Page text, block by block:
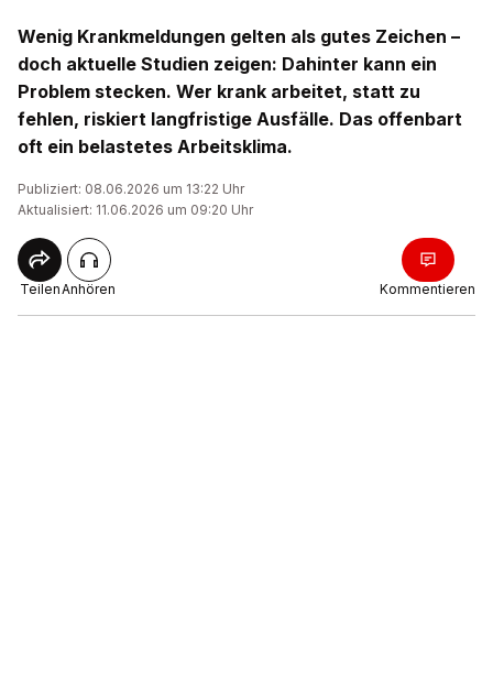
Wenig Krankmeldungen gelten als gutes Zeichen –
doch aktuelle Studien zeigen: Dahinter kann ein
Problem stecken. Wer krank arbeitet, statt zu
fehlen, riskiert langfristige Ausfälle. Das offenbart
oft ein belastetes Arbeitsklima.
Publiziert: 08.06.2026 um 13:22 Uhr
Aktualisiert: 11.06.2026 um 09:20 Uhr
TeilenAnhören Kommentieren